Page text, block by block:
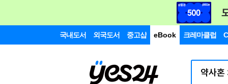
국내도서 외국도서 중고샵 eBook 크레마클럽